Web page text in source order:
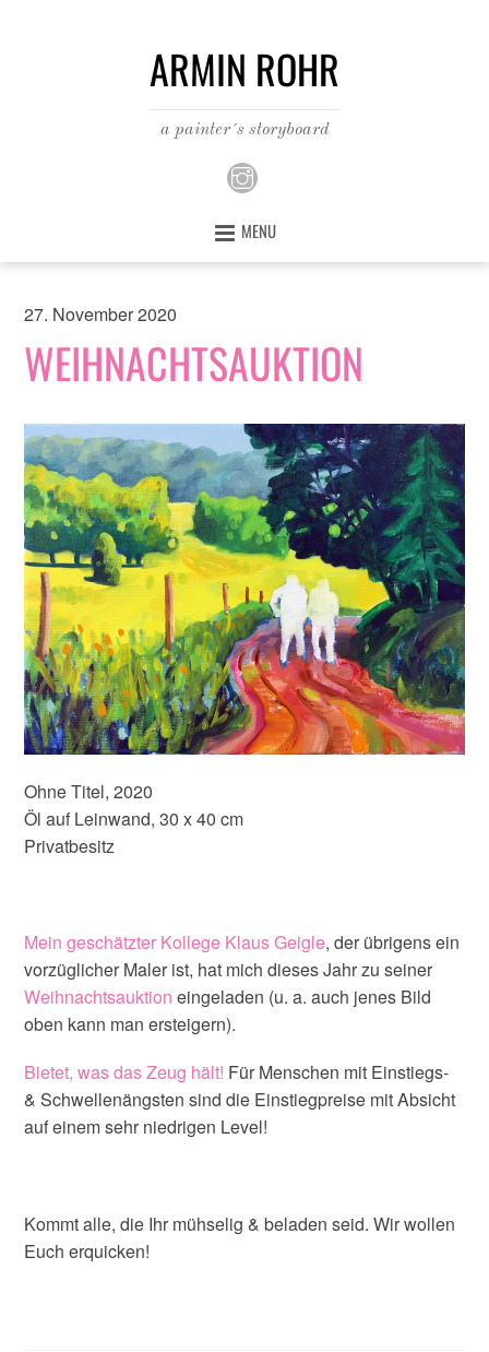
ARMIN ROHR
a painter´s storyboard
MENU
27. November 2020
WEIHNACHTSAUKTION
Ohne Titel, 2020
Öl auf Leinwand, 30 x 40 cm
Privatbesitz
Mein geschätzter Kollege Klaus Geigle, der übrigens ein
vorzüglicher Maler ist, hat mich dieses Jahr zu seiner
Weihnachtsauktion eingeladen (u. a. auch jenes Bild
oben kann man ersteigern).
Bietet, was das Zeug hält! Für Menschen mit Einstiegs-
& Schwellenängsten sind die Einstiegpreise mit Absicht
auf einem sehr niedrigen Level!
Kommt alle, die Ihr mühselig & beladen seid. Wir wollen
Euch erquicken!